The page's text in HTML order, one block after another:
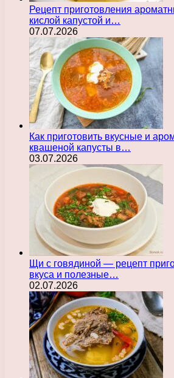
Рецепт приготовления
кислой капустой и…
07.07.2026
Как приготовить вкусные и
квашеной капусты в…
03.07.2026
Щи с говядиной — рецепт
вкуса и полезные…
02.07.2026